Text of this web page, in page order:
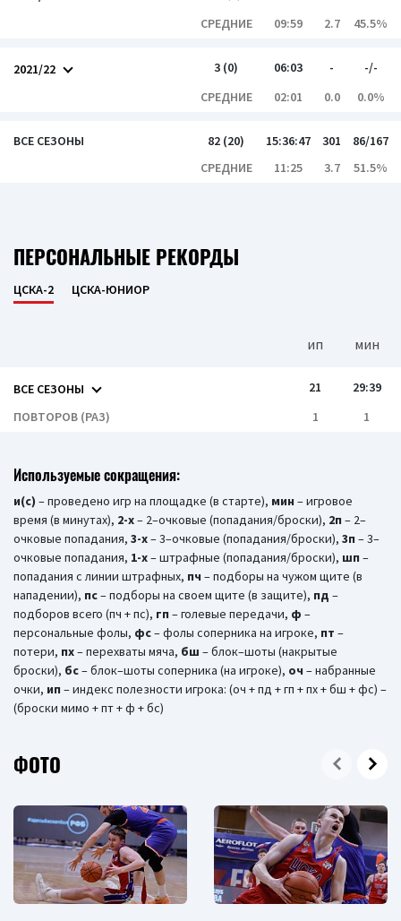
СРЕДНИЕ
09:59 2.7 45.5%
2021/22 3 (0) 06:03 -
-/-
СРЕДНИЕ
02:01 0.0 0.0%
ВСЕ СЕЗОНЫ 82 (20) 15:36:47 301
86/167
СРЕДНИЕ
11:25 3.7 51.5%
ПЕРСОНАЛЬНЫЕ РЕКОРДЫ
ЦСКА-2 ЦСКА-ЮНИОР
ип мин
ВСЕ СЕЗОНЫ 21
29:39
ПОВТОРОВ (РАЗ)
1 1
Используемые сокращения:
и(c) – проведено игр на площадке (в старте), мин – игровое
время (в минутах), 2-х– 2–очковые (попадания/броски), 2п – 2–
очковые попадания, 3-х– 3–очковые (попадания/броски), 3п – 3–
очковые попадания, 1-x– штрафные (попадания/броски), шп –
попадания с линии штрафных, пч – подборы на чужом щите (в
нападении), пс– подборы на своем щите (в защите), пд –
подборов всего (пч + пс), гп – голевые передачи, ф –
персональные фолы, фс– фолы соперника на игроке, пт –
потери, пх– перехваты мяча, бш – блок–шоты (накрытые
броски), бc– блок–шоты соперника (на игроке), оч – набранные
очки, ип – индекс полезности игрока: (оч + пд + гп + пх + бш + фс) –
(броски мимо + пт + ф + бс)
ФОТО